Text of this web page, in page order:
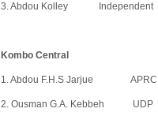
3. Abdou Kolley
Kombo Central
1. Abdou F.H.S Jarjue
2. Ousman G.A. Kebbeh